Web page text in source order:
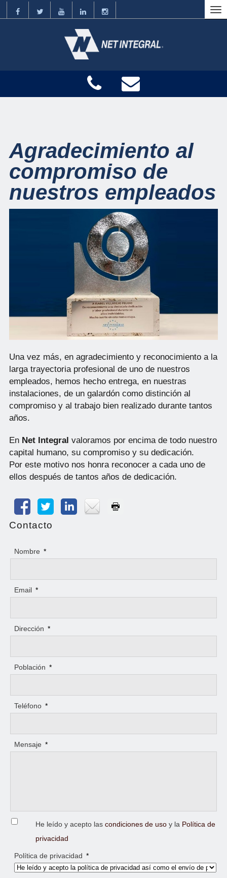
Agradecimiento al
compromiso de
nuestros empleados
Una vez más, en agradecimiento y reconocimiento a la
larga trayectoria profesional de uno de nuestros
empleados, hemos hecho entrega, en nuestras
instalaciones, de un galardón como distinción al
compromiso y al trabajo bien realizado durante tantos
años.
En Net Integral valoramos por encima de todo nuestro
capital humano, su compromiso y su dedicación.
Por este motivo nos honra reconocer a cada uno de
ellos después de tantos años de dedicación.
Contacto
Nombre *
Email *
Dirección *
Población *
Teléfono *
Mensaje *
He leído y acepto lascondiciones de uso y la Política de
privacidad
Política de privacidad *